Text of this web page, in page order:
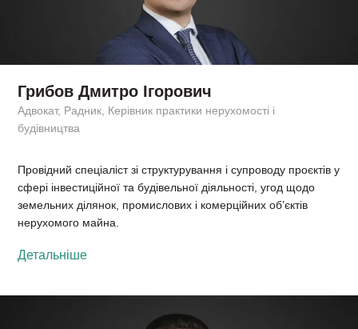
Грибов Дмитро Ігорович
Адвокат, Радник, Керівник практики нерухомості і
будівництва
Провідний спеціаліст зі структурування і супроводу проєктів у
сфері інвестиційної та будівельної діяльності, угод щодо
земельних ділянок, промислових і комерційних об’єктів
нерухомого майна.
Детальніше